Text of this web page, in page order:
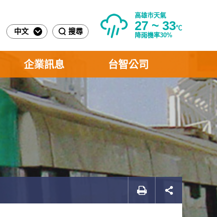
中文 搜尋
高雄市天氣
27 ~ 33℃
降雨機率30%
企業訊息 台智公司